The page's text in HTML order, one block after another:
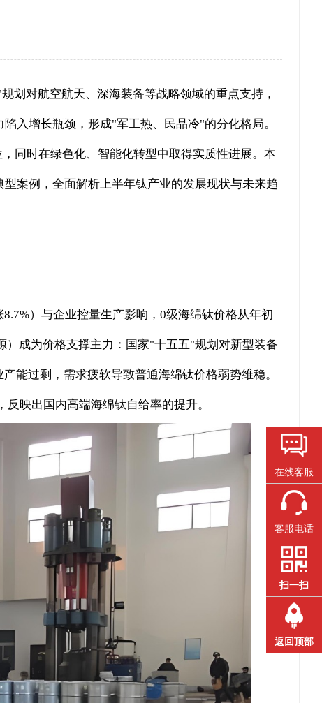
划对航空航天、深海装备等战略领域的重点支持，
入增长瓶颈，形成"军工热、民品冷"的分化格局。
同时在绿色化、智能化转型中取得实质性进展。本
案例，全面解析上半年钛产业的发展现状与未来趋
）与企业控量生产影响，0级海绵钛价格从年初
）成为价格支撑主力：国家"十五五"规划对新型装备
能过剩，需求疲软导致普通海绵钛价格弱势维稳。
映出国内高端海绵钛自给率的提升。
在线客服
客服电话
扫一扫
返回顶部